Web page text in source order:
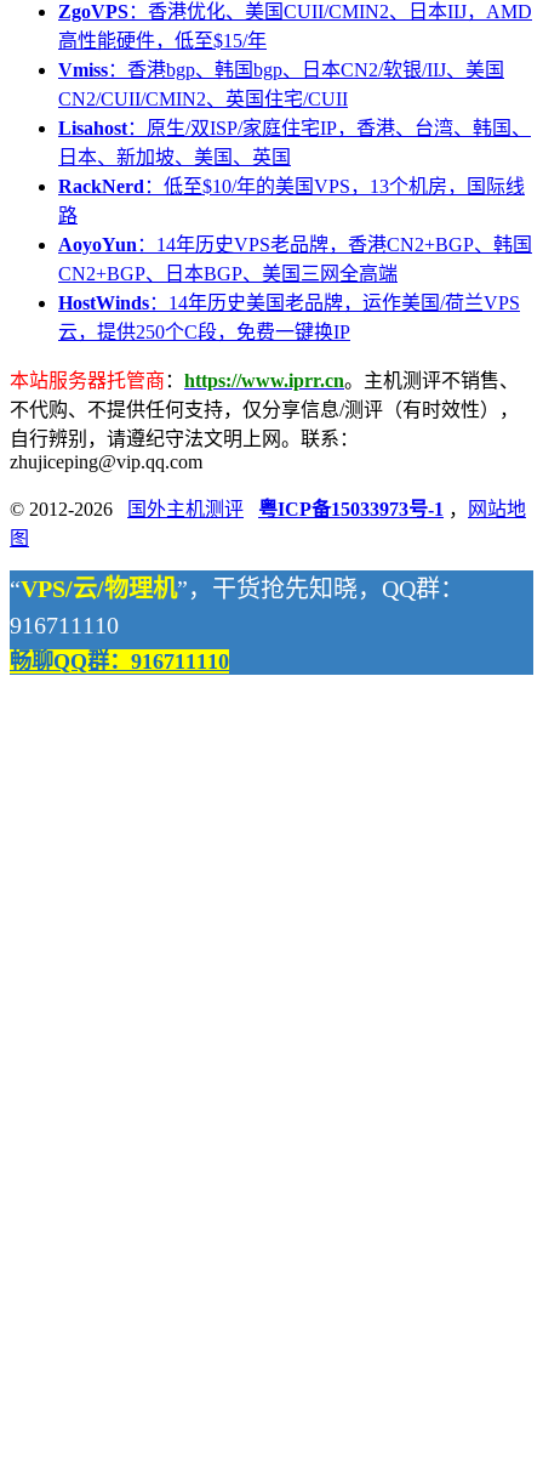
ZgoVPS：香港优化、美国CUII/CMIN2、日本IIJ，AMD
高性能硬件，低至$15/年
Vmiss：香港bgp、韩国bgp、日本CN2/软银/IIJ、美国
CN2/CUII/CMIN2、英国住宅/CUII
Lisahost：原生/双ISP/家庭住宅IP，香港、台湾、韩国、
日本、新加坡、美国、英国
RackNerd ：低至$10/年的美国VPS，13个机房，国际线
路
AoyoYun ：14年历史VPS老品牌，香港CN2+BGP、韩国
CN2+BGP、日本BGP、美国三网全高端
HostWinds：14年历史美国老品牌，运作美国/荷兰VPS
云，提供250个C段，免费一键换IP
本站服务器托管商 ： https://www.iprr.cn。主机测评不销售、
不代购、不提供任何支持，仅分享信息/测评（有时效性），
自行辨别，请遵纪守法文明上网。联系：
zhujiceping@vip.qq.com
© 2012-2026 国外主机测评 粤ICP备15033973号-1 ，
网站地
图
“VPS/云/物理机”，干货抢先知晓，QQ群：
916711110
畅聊QQ群：916711110